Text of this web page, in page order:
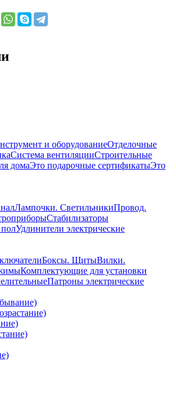
и оборудованиеОтделочные
Система вентиляцииСтроительные
домаЭто подарочные сертификатыЭто
Лампочки. СветильникиПровод.
Стабилизаторы
Удлинители электрические
Боксы. ЩитыВилки.
Комплектующие для установки
Патроны электрические